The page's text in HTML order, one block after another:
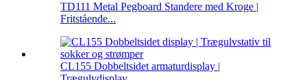
TD111 Metal Pegboard Standere med Kroge |
Fritstående...
CL155 Dobbeltsidet armaturdisplay |